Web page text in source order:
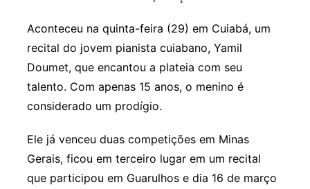
Aconteceu na quinta-feira (29) em Cuiabá, um
recital do jovem pianista cuiabano, Yamil
Doumet, que encantou a plateia com seu
talento. Com apenas 15 anos, o menino é
considerado um prodígio.
Ele já venceu duas competições em Minas
Gerais, ficou em terceiro lugar em um recital
que participou em Guarulhos e dia 16 de março